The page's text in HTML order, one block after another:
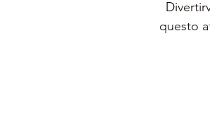
questo